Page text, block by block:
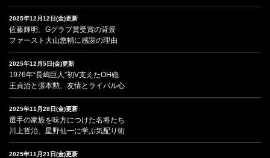
2025年12月12日(金)更新
佐藤輝明、Gグラブ賞受賞の背景
ファースト大山悠輔に感謝の理由
2025年12月5日(金)更新
1976年“長嶋巨人”初V支えたOH砲
王貞治と張本勲、友情とライバル心
2025年11月28日(金)更新
選手の家族を味方につけた名将たち
川上哲治、星野仙一に学ぶ気配り術
2025年11月21日(金)更新